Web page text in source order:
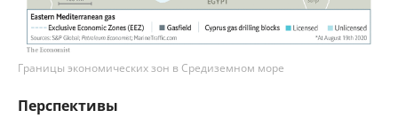
Границы экономических зон в Средиземном море
Перспективы